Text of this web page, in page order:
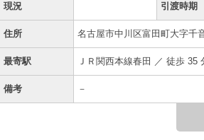
現況 引渡時期
住所 名古屋市中川区富田町大字千
最寄駅 ＪＲ関西本線春田 ／ 徒歩 35
備考 －